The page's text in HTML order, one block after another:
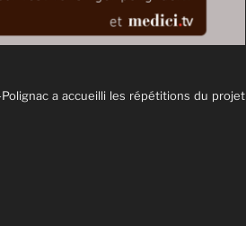
a accueilli les répétitions du projet